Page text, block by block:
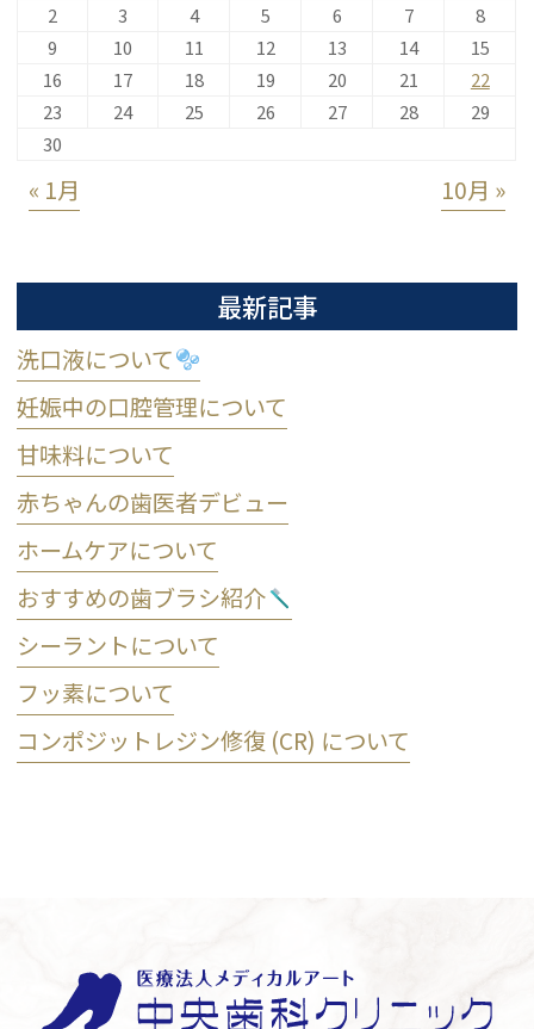
2
3 4 5 6 7
8
9
10 11 12 13 14
15
16
17 18 19 20 21
22
23
24 25 26 27 28
29
30
« 1月 10月 »
最新記事
洗口液について
妊娠中の口腔管理について
甘味料について
赤ちゃんの歯医者デビュー
ホームケアについて
おすすめの歯ブラシ紹介
シーラントについて
フッ素について
コンポジットレジン修復 (CR) について